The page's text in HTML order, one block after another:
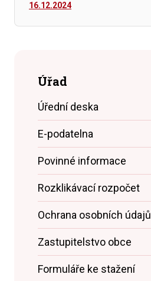
16.12.2024
Úřad
Úřední deska
E-podatelna
Povinné informace
Rozklikávací rozpočet
Ochrana osobních údajů
Zastupitelstvo obce
Formuláře ke stažení